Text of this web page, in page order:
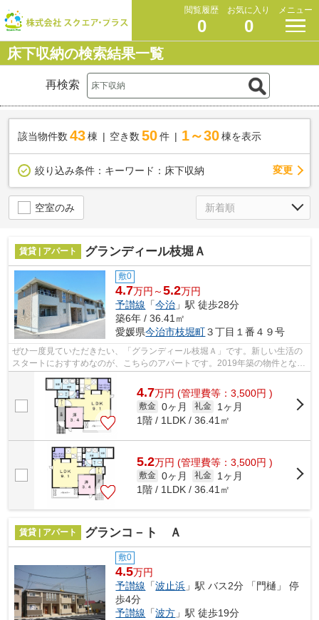
閲覧履歴
0
お気に入り
0
メニュー
床下収納の検索結果一覧
再検索
該当物件数 43棟 空き数 50 件 1～30 棟を表示
絞り込み条件： キーワード：床下収納 変更
空室のみ
賃貸 | アパート グランディール枝堀Ａ
敷0
4.7万円～5.2万円
予讃線 「今治 」駅 徒歩28分
築6年 / 36.41㎡
愛媛県今治市枝堀町３丁目１番４９号
ぜひ一度見ていただきたい、「グランディール枝堀Ａ」です。新しい生活の
スタートにおすすめなのが、こちらのアパートです。2019年築の物件となっ
ており、きれいな室内が魅力となって...
4.7万円 (管理費等：3,500円 )
敷金 0ヶ月 礼金
1ヶ月
1階 / 1LDK / 36.41㎡
5.2万円 (管理費等：3,500円 )
敷金 0ヶ月 礼金
1ヶ月
1階 / 1LDK / 36.41㎡
賃貸 | アパート グランコ－ト Ａ
敷0
4.5万円
予讃線 「波止浜 」駅 バス2分 「門樋」 停
歩4分
予讃線 「波方 」駅 徒歩19分